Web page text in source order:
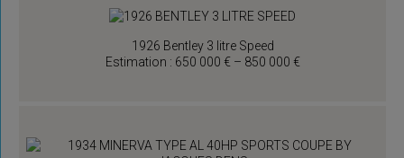
1926 Bentley 3 litre Speed
Estimation : 650 000 € – 850 000 €